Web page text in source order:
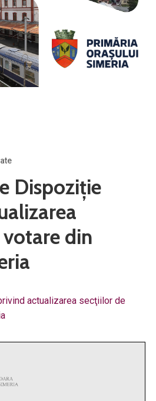
Dispoziţie
din
actualizarea secţiilor de